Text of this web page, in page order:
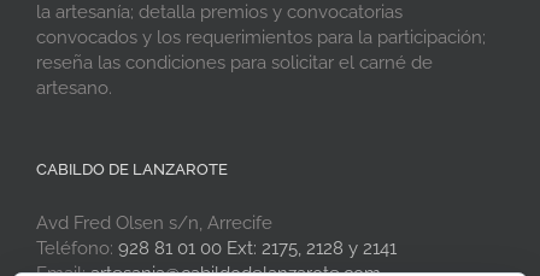
la artesanía; detalla premios y convocatorias
convocados y los requerimientos para la participación;
reseña las condiciones para solicitar el carné de
artesano.
CABILDO DE LANZAROTE
Avd Fred Olsen s/n, Arrecife
Teléfono: 928 81 01 00 Ext: 2175, 2128 y 2141